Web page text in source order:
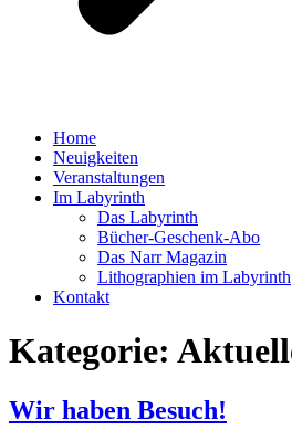
Home
Neuigkeiten
Veranstaltungen
Im Labyrinth
Das Labyrinth
Bücher-Geschenk-Abo
Das Narr Magazin
Lithographien im Labyrinth
Kontakt
Kategorie:
Wir haben Besuch!